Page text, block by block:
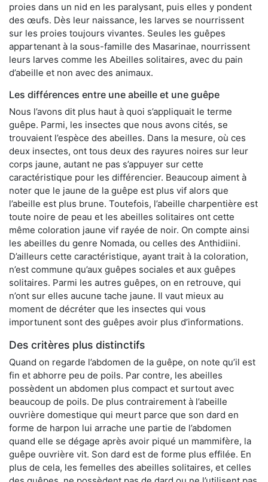
proies dans un nid en les paralysant, puis elles y pondent
des œufs. Dès leur naissance, les larves se nourrissent
sur les proies toujours vivantes. Seules les guêpes
appartenant à la sous-famille des Masarinae, nourrissent
leurs larves comme les Abeilles solitaires, avec du pain
d’abeille et non avec des animaux.
Les différences entre une abeille et une guêpe
Nous l’avons dit plus haut à quoi s’appliquait le terme
guêpe. Parmi, les insectes que nous avons cités, se
trouvaient l’espèce des abeilles. Dans la mesure, où ces
deux insectes, ont tous deux des rayures noires sur leur
corps jaune, autant ne pas s’appuyer sur cette
caractéristique pour les différencier. Beaucoup aiment à
noter que le jaune de la guêpe est plus vif alors que
l’abeille est plus brune. Toutefois, l’abeille charpentière est
toute noire de peau et les abeilles solitaires ont cette
même coloration jaune vif rayée de noir. On compte ainsi
les abeilles du genre Nomada, ou celles des Anthidiini.
D’ailleurs cette caractéristique, ayant trait à la coloration,
n’est commune qu’aux guêpes sociales et aux guêpes
solitaires. Parmi les autres guêpes, on en retrouve, qui
n’ont sur elles aucune tache jaune. Il vaut mieux au
moment de décréter que les insectes qui vous
importunent sont des guêpes avoir plus d’informations.
Des critères plus distinctifs
Quand on regarde l’abdomen de la guêpe, on note qu’il est
fin et abhorre peu de poils. Par contre, les abeilles
possèdent un abdomen plus compact et surtout avec
beaucoup de poils. De plus contrairement à l’abeille
ouvrière domestique qui meurt parce que son dard en
forme de harpon lui arrache une partie de l’abdomen
quand elle se dégage après avoir piqué un mammifère, la
guêpe ouvrière vit. Son dard est de forme plus effilée. En
plus de cela, les femelles des abeilles solitaires, et celles